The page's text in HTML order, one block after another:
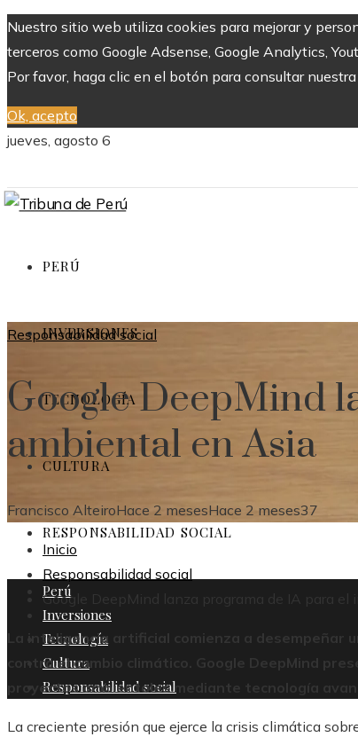
Nuestro sitio web utiliza cookies para mejorar y
terceros como Google Adsense, Google Analytics,
Por favor, haga clic en el botón para consultar
Ok, acepto
jueves, agosto 6
PERÚ
INVERSIONES
TECNOLOGÍA
CULTURA
RESPONSABILIDAD SOCIAL
Perú
Inversiones
Tecnología
Cultura
Responsabilidad social
Responsabilidad social
Google DeepMind
ambiental en Asia
Francisco AlteiroHace 2 mesesHace 2 meses37
Inicio
Responsabilidad social
Google DeepMind lanza programa de IA para el
La inteligencia artificial comienza a desempeñar
contra el cambio climático. Google DeepMind
proyectos ambientales mediante tecnología
La creciente presión que ejerce la crisis climática